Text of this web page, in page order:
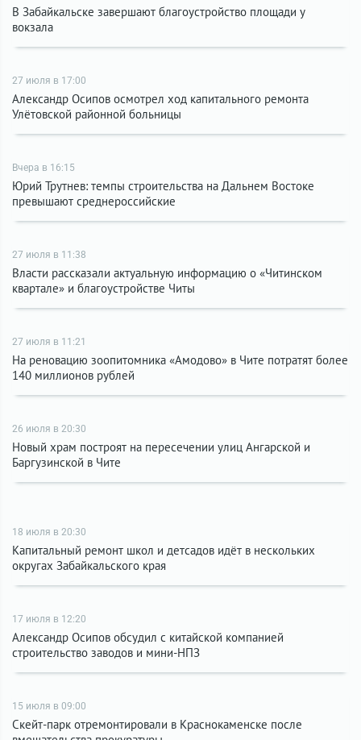
В Забайкальске завершают благоустройство площади у
вокзала
27 июля в 17:00
Александр Осипов осмотрел ход капитального ремонта
Улётовской районной больницы
Вчера в 16:15
Юрий Трутнев: темпы строительства на Дальнем Востоке
превышают среднероссийские
27 июля в 11:38
Власти рассказали актуальную информацию о «Читинском
квартале» и благоустройстве Читы
27 июля в 11:21
На реновацию зоопитомника «Амодово» в Чите потратят более
140 миллионов рублей
26 июля в 20:30
Новый храм построят на пересечении улиц Ангарской и
Баргузинской в Чите
18 июля в 20:30
Капитальный ремонт школ и детсадов идёт в нескольких
округах Забайкальского края
17 июля в 12:20
Александр Осипов обсудил с китайской компанией
строительство заводов и мини-НПЗ
15 июля в 09:00
Скейт-парк отремонтировали в Краснокаменске после